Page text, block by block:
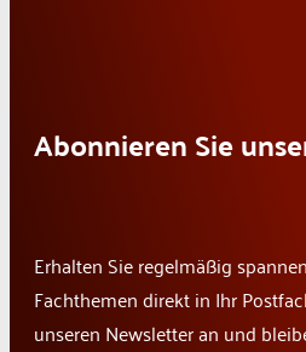
Abonnieren Sie
Erhalten Sie regelmäßig
Fachthemen direkt in Ihr
unseren Newsletter an und